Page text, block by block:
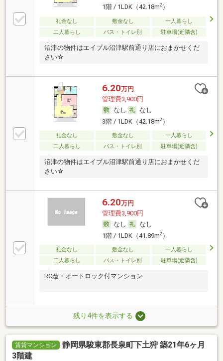
1階 / 1LDK（42.18m2）
礼金なし 敷金なし
一人暮らし
二人暮らし
バス・トイレ別 駐車場(近隣含)
沼津の物件はエイブル沼津駅前通り店におまかせくだ
さい☆
6.20万円
管理費3,900円
なし
なし
3階 / 1LDK（42.18m2）
礼金なし 敷金なし
一人暮らし
二人暮らし
バス・トイレ別 駐車場(近隣含)
沼津の物件はエイブル沼津駅前通り店におまかせくだ
さい☆
6.20万円
管理費3,900円
なし
なし
1階 / 1LDK（41.89m2）
礼金なし 敷金なし
一人暮らし
二人暮らし
バス・トイレ別 駐車場(近隣含)
RC造・オートロック付マンション
残り4件を表示する
賃貸マンション
静岡県駿東郡長泉町下土狩 築21年6ヶ月
3階建